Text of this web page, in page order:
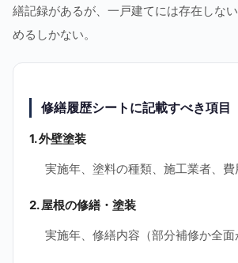
繕記録があるが、一戸建てには存在しな
めるしかない。
修繕履歴シートに記載すべき項目
1. 外壁塗装
実施年、塗料の種類、施工業者、費
2. 屋根の修繕・塗装
実施年、修繕内容（部分補修か全面